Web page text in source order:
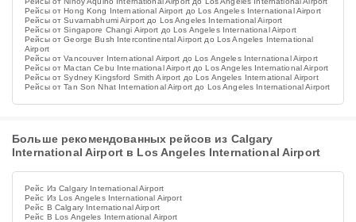
Рейсы от Hong Kong International Airport до Los Angeles International Airport
Рейсы от Suvarnabhumi Airport до Los Angeles International Airport
Рейсы от Singapore Changi Airport до Los Angeles International Airport
Рейсы от George Bush Intercontinental Airport до Los Angeles International
Airport
Рейсы от Vancouver International Airport до Los Angeles International Airport
Рейсы от Mactan Cebu International Airport до Los Angeles International Airport
Рейсы от Sydney Kingsford Smith Airport до Los Angeles International Airport
Рейсы от Tan Son Nhat International Airport до Los Angeles International Airport
Больше рекомендованных рейсов из Calgary
International Airport в Los Angeles International Airport
Рейс Из Calgary International Airport
Рейс Из Los Angeles International Airport
Рейс В Calgary International Airport
Рейс В Los Angeles International Airport